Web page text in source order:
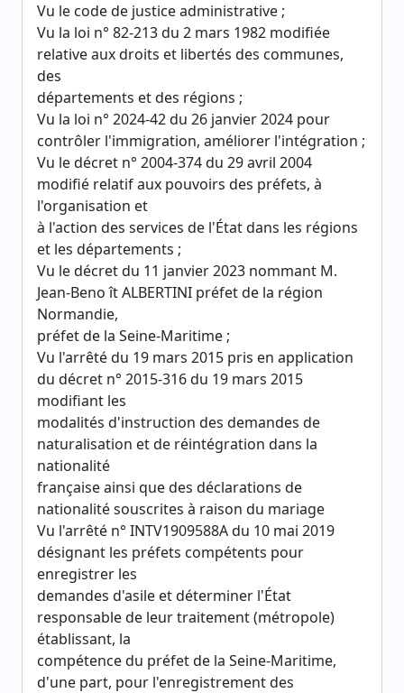
Vu le code de justice administrative ;
Vu la loi n° 82-213 du 2 mars 1982 modifiée
relative aux droits et libertés des communes,
des
départements et des régions ;
Vu la loi n° 2024-42 du 26 janvier 2024 pour
contrôler l'immigration, améliorer l'intégration ;
Vu le décret n° 2004-374 du 29 avril 2004
modifié relatif aux pouvoirs des préfets, à
l'organisation et
à l'action des services de l'État dans les régions
et les départements ;
Vu le décret du 11 janvier 2023 nommant M.
Jean-Beno ît ALBERTINI préfet de la région
Normandie,
préfet de la Seine-Maritime ;
Vu l'arrêté du 19 mars 2015 pris en application
du décret n° 2015-316 du 19 mars 2015
modifiant les
modalités d'instruction des demandes de
naturalisation et de réintégration dans la
nationalité
française ainsi que des déclarations de
nationalité souscrites à raison du mariage
Vu l'arrêté n° INTV1909588A du 10 mai 2019
désignant les préfets compétents pour
enregistrer les
demandes d'asile et déterminer l'État
responsable de leur traitement (métropole)
établissant, la
compétence du préfet de la Seine-Maritime,
d'une part, pour l'enregistrement des